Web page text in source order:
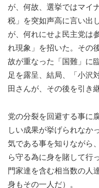
が、何故、選挙ではマイ
税」を突如声高に言い出
が、何れにせよ民主党は
れ現象」を招いた。その
故が重なった「国難」に
足を露呈、結局、「小沢
田さんが、その後を引き
党の分裂を回避する事に
しい成果が挙げられなか
気である事を知りながら
ら守る為に身を賭して行
門家達を含む相当数の人
身もその一人だ）。